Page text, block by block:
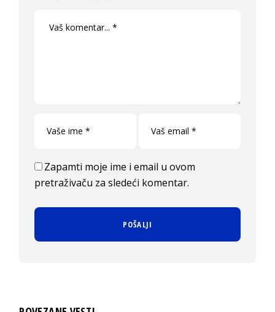
Zapamti moje ime i email u ovom
pretraživaču za sledeći komentar.